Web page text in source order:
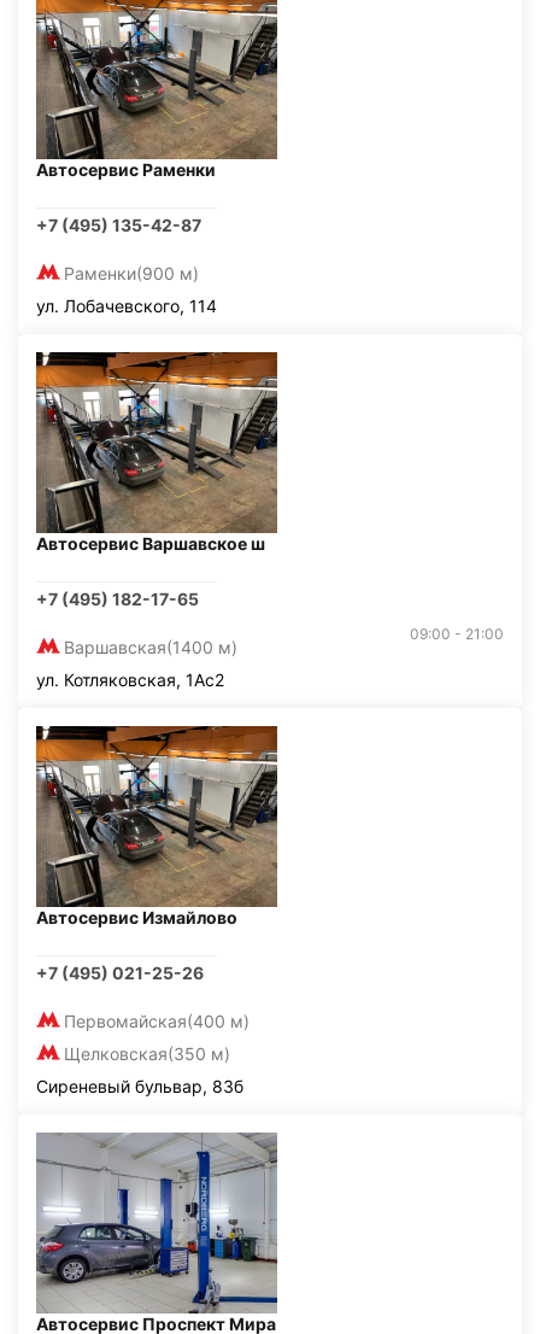
Автосервис Раменки
+7 (495) 135-42-87
Раменки(900 м)
ул. Лобачевского, 114
Автосервис Варшавское ш
+7 (495) 182-17-65
Варшавская(1400 м)
09:00 - 21:00
ул. Котляковская, 1Ас2
Автосервис Измайлово
+7 (495) 021-25-26
Первомайская(400 м)
Щелковская(350 м)
Сиреневый бульвар, 83б
Автосервис Проспект Мира